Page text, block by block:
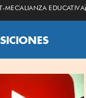
MECALIANZA EDUCATIVA